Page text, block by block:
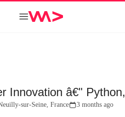
Innovation â€"
sur-Seine, France 3 months ago